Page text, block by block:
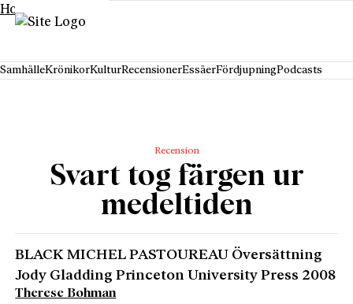
Hoppa till innehåll
SamhälleKrönikorKulturRecensionerEssäerFördjupningPodcasts
Recension
Svart tog färgen ur
medeltiden
BLACK MICHEL PASTOUREAU Översättning
Jody Gladding Princeton University Press 2008
Therese Bohman